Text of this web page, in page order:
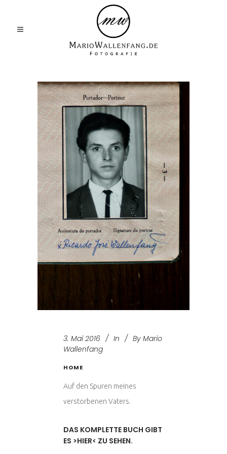
3. Mai 2016 In By Mario
Wallenfang
HOME
Auf den Spuren meines
verstorbenen Vaters.
DAS KOMPLETTE BUCH GIBT
ES >HIER< ZU SEHEN.